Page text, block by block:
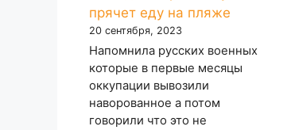
прячет еду на пляже
20 сентября, 2023
Напомнила русских военных
которые в первые месяцы
оккупации вывозили
наворованное а потом
говорили что это не